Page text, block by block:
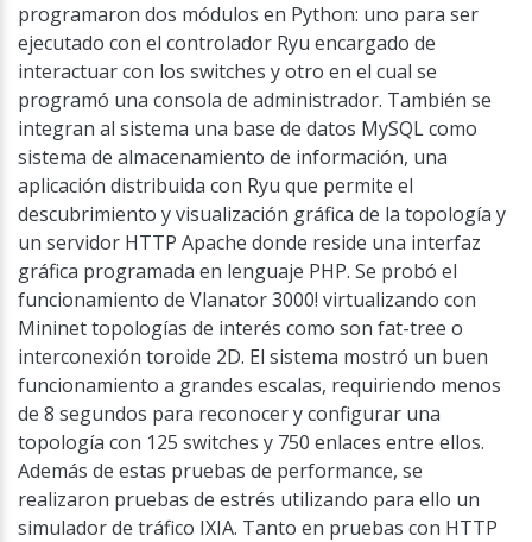
programaron dos módulos en Python: uno para ser
ejecutado con el controlador Ryu encargado de
interactuar con los switches y otro en el cual se
programó una consola de administrador. También se
integran al sistema una base de datos MySQL como
sistema de almacenamiento de información, una
aplicación distribuida con Ryu que permite el
descubrimiento y visualización gráfica de la topología y
un servidor HTTP Apache donde reside una interfaz
gráfica programada en lenguaje PHP. Se probó el
funcionamiento de Vlanator 3000! virtualizando con
Mininet topologías de interés como son fat-tree o
interconexión toroide 2D. El sistema mostró un buen
funcionamiento a grandes escalas, requiriendo menos
de 8 segundos para reconocer y configurar una
topología con 125 switches y 750 enlaces entre ellos.
Además de estas pruebas de performance, se
realizaron pruebas de estrés utilizando para ello un
simulador de tráfico IXIA. Tanto en pruebas con HTTP